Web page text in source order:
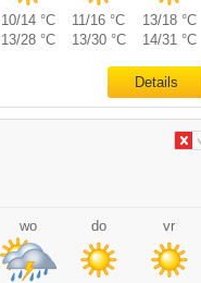
10/14 °C 11/16 °C
13/18 °C
13/28 °C 13/30 °C 14/31 °C
Details
wo do vr